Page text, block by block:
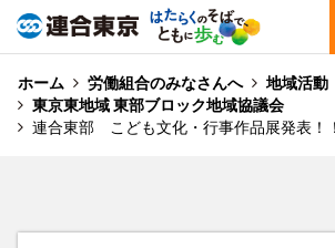
ホーム 労働組合のみなさんへ
地域活動
東京東地域 東部ブロック地域協議会
連合東部 こども文化・行事作品展発表！！